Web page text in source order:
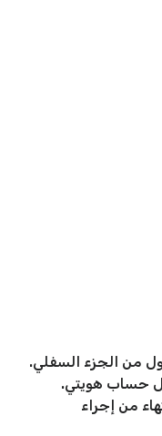
من الجزء السفلي.
حساب هويتي.
من إجراء